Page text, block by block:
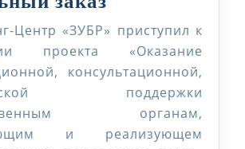
методической
поддержки
органам,
Центр «ЗУБР» приступил к
проекта «Оказание
консультационной,
поддержки
органам,
и реализующем